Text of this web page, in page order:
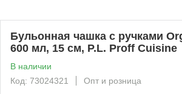
Бульонная чашка с ручками
600 мл, 15 см, P.L. Proff Cuisine
В наличии
Код: 73024321
Опт и розница